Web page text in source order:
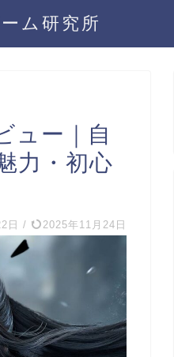
ム研究所
ュー｜自
力・初心
日 / 2025年11月24日